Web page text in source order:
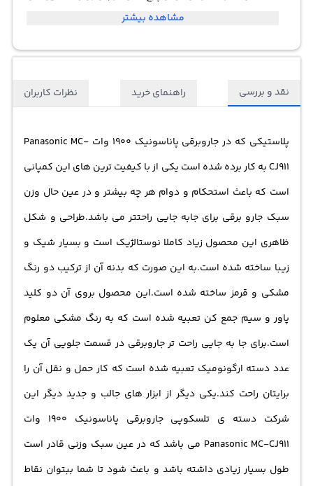
کنند.صرفه جویی را تنها کم مصرف بودن موتور یک جارو برقی
تعیین نمیکند بلکه جاروبرقی پاناسونیک 1900 وات Panasonic
شما را از خرید کیسه های گرد و غبار جدید و یا خالی کردن مکرر
دارای قابلیت شستوشو بوده و شما می توانید پس از هر بار
خالی کردن آنرا شسته و دوباره استفاده کنید.
مشاهده بیشتر
نقد و بررسی راهنمای خرید نظرات کاربران
پلاستیکی که درجاروبرقی پاناسونیک
1900 وات Panasonic MC-
CJ911 به کار برده شده است یکی از با کیفیت ترین های این کمپانی
است که باعث استحکام و دوام هر چه بیشتر و در عین حال وزن
سبک جارو برقی برای جابه جایی راحتتر می باشد.طراحی و شکل
ظاهری این محصول زیاد کاملا نوستالژیک است و بسیار شیک و
زیبا ساخته شده است.به این صورت که بدنه آن از ترکیب دو رنگ
مشکی و قرمز ساخته شده است.این محصول بروی آن دو کلید
پاور و سیم جمع کن تعبیه شده است که به رنگ مشکی معلوم
است.برای جا به جایی راحت ترجاروبرقی در قسمت جلویی آن یک
عدد دسته ارگونومیک تعبیه شده است که کار حمل و نقل آن را
برایتان راحت کند.یکی دیگر از ابزار های جالب و جدید دیگر این
شرکت دسته ی تلسکوپی جاروبرقی پاناسونیک 1900 وات
Panasonic MC-CJ911 می باشد که در عین سبک وزنی قادر است
طول بسیار زیادی داشته باشد و باعث شود تا شما ببتوان نقاط